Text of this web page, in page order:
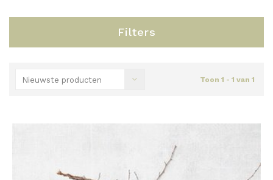
Filters
Nieuwste producten Toon 1 - 1 van 1